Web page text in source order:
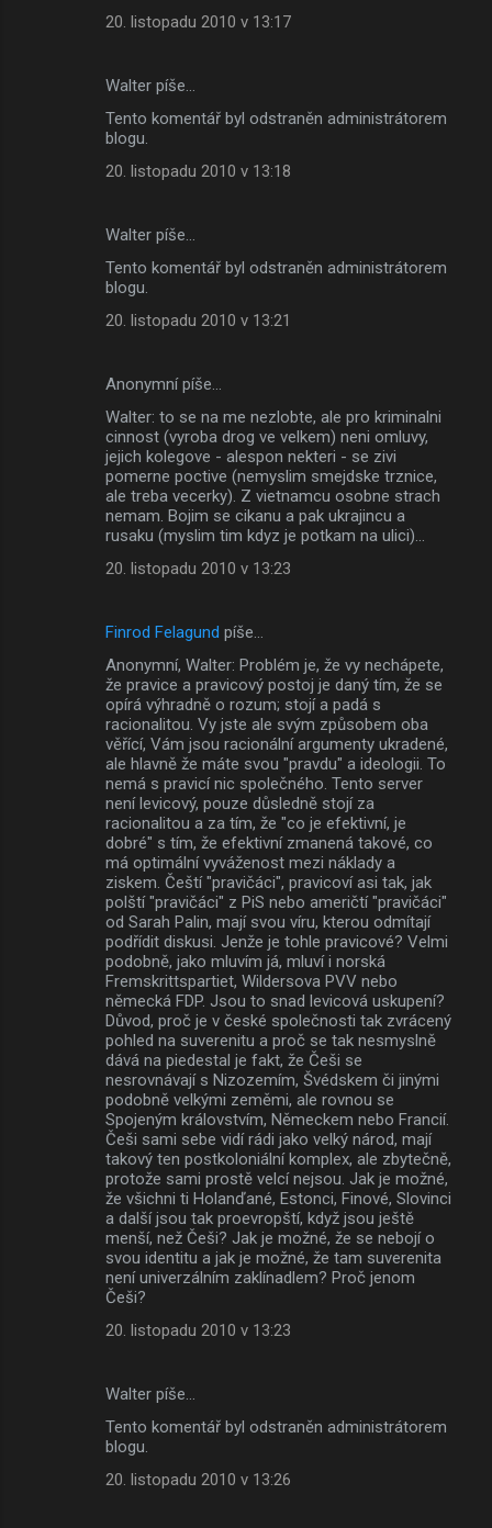
20. listopadu 2010 v 13:17
Walter píše…
Tento komentář byl odstraněn administrátorem
blogu.
20. listopadu 2010 v 13:18
Walter píše…
Tento komentář byl odstraněn administrátorem
blogu.
20. listopadu 2010 v 13:21
Anonymní píše…
Walter: to se na me nezlobte, ale pro kriminalni
cinnost (vyroba drog ve velkem) neni omluvy,
jejich kolegove - alespon nekteri - se zivi
pomerne poctive (nemyslim smejdske trznice,
ale treba vecerky). Z vietnamcu osobne strach
nemam. Bojim se cikanu a pak ukrajincu a
rusaku (myslim tim kdyz je potkam na ulici)...
20. listopadu 2010 v 13:23
Finrod Felagund píše…
Anonymní, Walter: Problém je, že vy nechápete,
že pravice a pravicový postoj je daný tím, že se
opírá výhradně o rozum; stojí a padá s
racionalitou. Vy jste ale svým způsobem oba
věřící, Vám jsou racionální argumenty ukradené,
ale hlavně že máte svou "pravdu" a ideologii. To
nemá s pravicí nic společného. Tento server
není levicový, pouze důsledně stojí za
racionalitou a za tím, že "co je efektivní, je
dobré" s tím, že efektivní zmanená takové, co
má optimální vyváženost mezi náklady a
ziskem. Čeští "pravičáci", pravicoví asi tak, jak
polští "pravičáci" z PiS nebo američtí "pravičáci"
od Sarah Palin, mají svou víru, kterou odmítají
podřídit diskusi. Jenže je tohle pravicové? Velmi
podobně, jako mluvím já, mluví i norská
Fremskrittspartiet, Wildersova PVV nebo
německá FDP. Jsou to snad levicová uskupení?
Důvod, proč je v české společnosti tak zvrácený
pohled na suverenitu a proč se tak nesmyslně
dává na piedestal je fakt, že Češi se
nesrovnávají s Nizozemím, Švédskem či jinými
podobně velkými zeměmi, ale rovnou se
Spojeným královstvím, Německem nebo Francií.
Češi sami sebe vidí rádi jako velký národ, mají
takový ten postkoloniální komplex, ale zbytečně,
protože sami prostě velcí nejsou. Jak je možné,
že všichni ti Holanďané, Estonci, Finové, Slovinci
a další jsou tak proevropští, když jsou ještě
menší, než Češi? Jak je možné, že se nebojí o
svou identitu a jak je možné, že tam suverenita
není univerzálním zaklínadlem? Proč jenom
Češi?
20. listopadu 2010 v 13:23
Walter píše…
Tento komentář byl odstraněn administrátorem
blogu.
20. listopadu 2010 v 13:26